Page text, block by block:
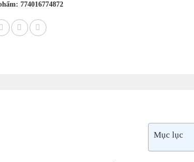
774016774872
Mục lục